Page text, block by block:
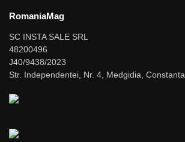
RomaniaMag
SC INSTA SALE SRL
48200496
J40/9438/2023
Str. Independentei, Nr. 4, Medgidia, Constanta